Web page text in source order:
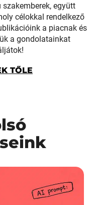
együtt
célokkal rendelkező
a piacnak és
a gondolatainkat
TŐLE